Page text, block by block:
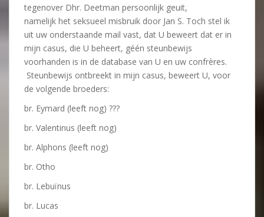
tegenover Dhr. Deetman persoonlijk geuit,
namelijk het seksueel misbruik door Jan S. Toch stel ik
uit uw onderstaande mail vast, dat U beweert dat er in
mijn casus, die U beheert, géén steunbewijs
voorhanden is in de database van U en uw confrères.
Steunbewijs ontbreekt in mijn casus, beweert U, voor
de volgende broeders:
br. Eymard (leeft nog) ???
br. Valentinus (leeft nog)
br. Alphons (leeft nog)
br. Otho
br. Lebuïnus
br. Lucas